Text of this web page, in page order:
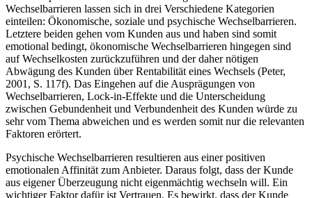
Wechselbarrieren lassen sich in drei Verschiedene Kategorien
einteilen: Ökonomische, soziale und psychische Wechselbarrieren.
Letztere beiden gehen vom Kunden aus und haben sind somit
emotional bedingt, ökonomische Wechselbarrieren hingegen sind
auf Wechselkosten zurückzuführen und der daher nötigen
Abwägung des Kunden über Rentabilität eines Wechsels (Peter,
2001, S. 117f). Das Eingehen auf die Ausprägungen von
Wechselbarrieren, Lock-in-Effekte und die Unterscheidung
zwischen Gebundenheit und Verbundenheit des Kunden würde zu
sehr vom Thema abweichen und es werden somit nur die relevanten
Faktoren erörtert.
Psychische Wechselbarrieren resultieren aus einer positiven
emotionalen Affinität zum Anbieter. Daraus folgt, dass der Kunde
aus eigener Überzeugung nicht eigenmächtig wechseln will. Ein
wichtiger Faktor dafür ist Vertrauen. Es bewirkt, dass der Kunde